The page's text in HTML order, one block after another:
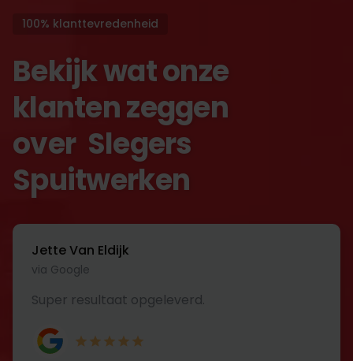
100% klanttevredenheid
Bekijk wat onze
klanten zeggen
over Slegers
Spuitwerken
Jette Van Eldijk
via Google
Super resultaat opgeleverd.